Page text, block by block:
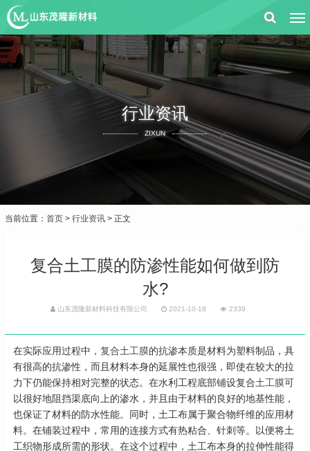
行业资讯
ZIXUN
当前位置： 首页 > 行业资讯 > 正文
复合土工膜的防渗性能如何做到防
水?
山东茂隆新材料科技有限公司 2021-10-18 2339
在实际应用过程中， 复合土工膜的抗渗本质是材料为塑料制品，具
有很高的抗渗性，而且材料本身的延展性也很强，即使在较大的拉
力下仍能保持相对完整的状态。在水利工程底部铺设复合土工膜可
以很好地阻挡渠底向上的渗水，并且由于材料的良好的地基性能，
也保证了材料的防水性能。同时，土工布属于聚合物纤维的应用材
料。在铺装过程中，常用的连接方式有热粘合、针刺等。以便将土
工织物形成所需的形状。在这个过程中，土工布本身的拉伸性能得